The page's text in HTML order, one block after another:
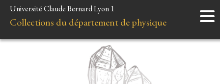
Accueil
Instruments
Université Claude Bernard Lyon 1
Collections du département de physique